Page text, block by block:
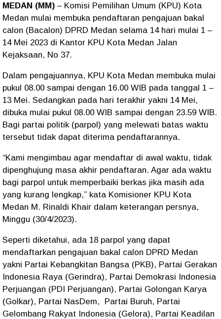
MEDAN (MM) – Komisi Pemilihan Umum (KPU) Kota
Medan mulai membuka pendaftaran pengajuan bakal
calon (Bacalon) DPRD Medan selama 14 hari mulai 1 –
14 Mei 2023 di Kantor KPU Kota Medan Jalan
Kejaksaan, No 37.
Dalam pengajuannya, KPU Kota Medan membuka mulai
pukul 08.00 sampai dengan 16.00 WIB pada tanggal 1 –
13 Mei. Sedangkan pada hari terakhir yakni 14 Mei,
dibuka mulai pukul 08.00 WIB sampai dengan 23.59 WIB.
Bagi partai politik (parpol) yang melewati batas waktu
tersebut tidak dapat diterima pendaftarannya.
“Kami mengimbau agar mendaftar di awal waktu, tidak
dipenghujung masa akhir pendaftaran. Agar ada waktu
bagi parpol untuk memperbaiki berkas jika masih ada
yang kurang lengkap,” kata Komisioner KPU Kota
Medan M. Rinaldi Khair dalam keterangan persnya,
Minggu (30/4/2023).
Seperti diketahui, ada 18 parpol yang dapat
mendaftarkan pengajuan bakal calon DPRD Medan
yakni Partai Kebangkitan Bangsa (PKB), Partai Gerakan
Indonesia Raya (Gerindra), Partai Demokrasi Indonesia
Perjuangan (PDI Perjuangan), Partai Golongan Karya
(Golkar), Partai NasDem, Partai Buruh, Partai
Gelombang Rakyat Indonesia (Gelora), Partai Keadilan